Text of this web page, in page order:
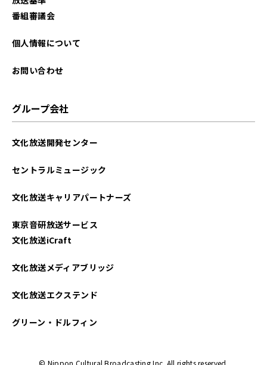
番組審議会
個人情報について
お問い合わせ
グループ会社
文化放送開発センター
セントラルミュージック
文化放送キャリアパートナーズ
東京音研放送サービス
文化放送iCraft
文化放送メディアブリッジ
文化放送エクステンド
グリーン・ドルフィン
© Nippon Cultural Broadcasting Inc. All rights reserved.